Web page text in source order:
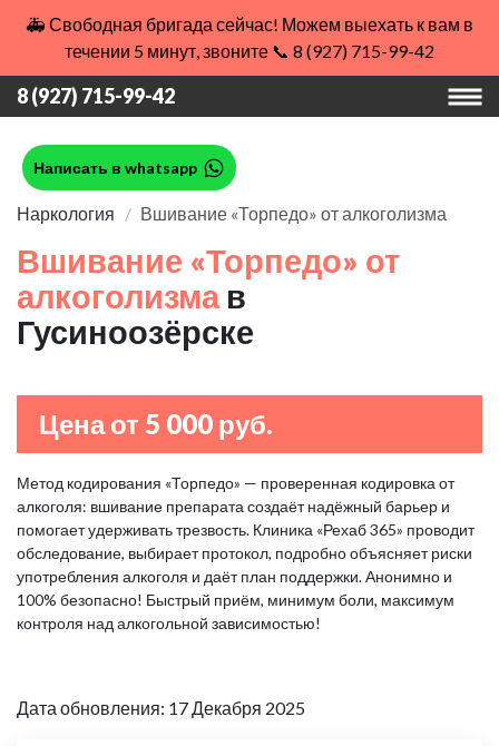
🚑 Свободная бригада сейчас! Можем выехать к вам в
течении 5 минут, звоните 📞 8 (927) 715-99-42
8 (927) 715-99-42
Написать в whatsapp
Наркология Вшивание «Торпедо» от алкоголизма
Вшивание «Торпедо» от
алкоголизма в
Гусиноозёрске
Цена от 5 000 руб.
Метод кодирования «Торпедо» — проверенная кодировка от
алкоголя: вшивание препарата создаёт надёжный барьер и
помогает удерживать трезвость. Клиника «Рехаб 365» проводит
обследование, выбирает протокол, подробно объясняет риски
употребления алкоголя и даёт план поддержки. Анонимно и
100% безопасно! Быстрый приём, минимум боли, максимум
контроля над алкогольной зависимостью!
Дата обновления: 17 Декабря 2025